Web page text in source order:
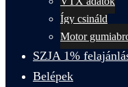
Így csináld
Motor
SZJA 1%
Belépek